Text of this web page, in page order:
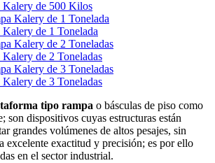
Kalery de 500 Kilos
de 1 Tonelada
de 2 Toneladas
de 3 Toneladas
tipo rampa o básculas de piso como
son dispositivos cuyas estructuras están
grandes volúmenes de altos pesajes, sin
excelente exactitud y precisión; es por ello
en el sector industrial.